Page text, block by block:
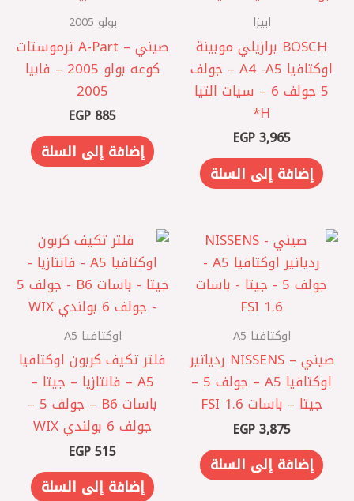
ابيزا
BOSCH برازيلي موبينة
اوكتافيا A4 -A5 – جولف
5 جولف 6 – سيات التيا
H*
EGP3,965
إضافة إلى السلة
بولو 2005
صيني – A-Part ترموستات
كوعه بولو 2005 – فابيا
2005
EGP 885
إضافة إلى السلة
اوكتافيا A5
صيني – NISSENS ردياتير
اوكتافيا A5 – جولف 5 –
جيتا – باسات FSI 1.6
EGP3,875
إضافة إلى السلة
اوكتافيا A5
فلتر تكيف كربون اوكتافيا
A5 – فانتازيا – جيتا –
باسات B6 – جولف 5 –
جولف 6 بولندي WIX
EGP515
إضافة إلى السلة